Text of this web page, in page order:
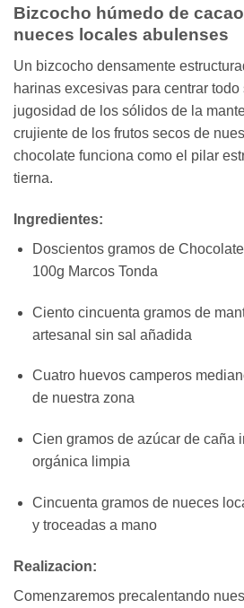
Bizcocho húmedo de
nueces locales abulenses
Un bizcocho densamente
harinas excesivas para centrar
jugosidad de los sólidos de la
crujiente de los frutos secos de
chocolate funciona como el pilar
tierna.
Ingredientes:
Doscientos gramos de
100g Marcos Tonda
Ciento cincuenta gramos de
artesanal sin sal añadida
Cuatro huevos camperos
de nuestra zona
Cien gramos de azúcar de caña
orgánica limpia
Cincuenta gramos de nueces
y troceadas a mano
Realizacion:
Comenzaremos precalentando